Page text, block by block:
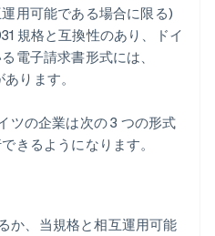
用可能である場合に限る)
規格と互換性のあり、ドイ
電子請求書形式には、
ります。
ツの企業は次の 3 つの形式
きるようになります。
か、当規格と相互運用可能